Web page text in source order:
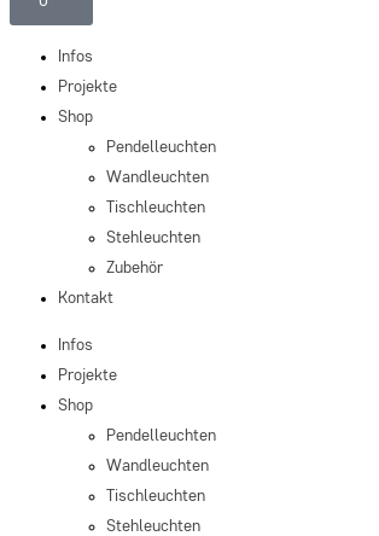
Infos
Projekte
Shop
Pendelleuchten
Wandleuchten
Tischleuchten
Stehleuchten
Zubehör
Kontakt
Infos
Projekte
Shop
Pendelleuchten
Wandleuchten
Tischleuchten
Stehleuchten